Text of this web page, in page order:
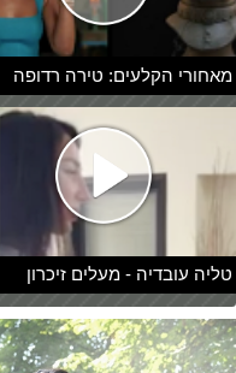
מאחורי הקלעים: טירה רדופה
טליה עובדיה - מעלים זיכרון